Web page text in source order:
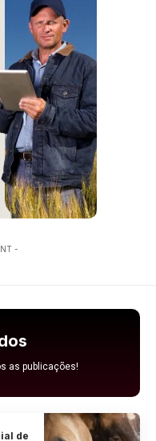
-
as publicações!
de